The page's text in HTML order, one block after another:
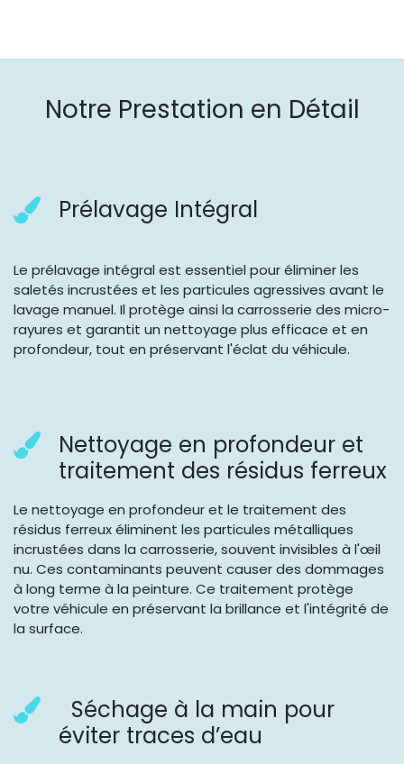
Notre Prestation en Détail
Prélavage Intégral
Le prélavage intégral est essentiel pour éliminer les
saletés incrustées et les particules agressives avant le
lavage manuel. Il protège ainsi la carrosserie des micro-
rayures et garantit un nettoyage plus efficace et en
profondeur, tout en préservant l'éclat du véhicule.
Nettoyage en profondeur et
traitement des résidus ferreux
Le nettoyage en profondeur et le traitement des
résidus ferreux éliminent les particules métalliques
incrustées dans la carrosserie, souvent invisibles à l'œil
nu. Ces contaminants peuvent causer des dommages
à long terme à la peinture. Ce traitement protège
votre véhicule en préservant la brillance et l'intégrité de
la surface.
Séchage à la main pour
éviter traces d’eau